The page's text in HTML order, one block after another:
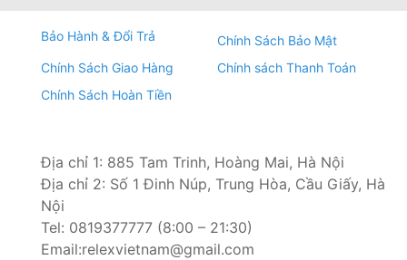
trọng hơn, quý phái cùng với nội thất trong xe sẽ
mang đến cảm giác thư giãn, thoải mái khi sử dụng.
Vậy bọc nệm ghế da ô tô sẽ luôn khiến những người
ngồi trên xe chú ý bởi độ bền cao và ít bám bụi, có độ
mình, chúng tôi rất hân hạnh phục vụ các bạn cùng với
các mẫu mã da đa dạng cho bạn lựa chọn, hoặc bạn
cũng có thể phối màu da theo sở thích của mình.
Bảo Hành & Đổi Trả
Chính Sách Bảo Mật
Chính Sách Giao Hàng
Chính sách Thanh Toán
Chính Sách Hoàn Tiền
Địa chỉ 1: 885 Tam Trinh, Hoàng Mai, Hà Nội
Địa chỉ 2: Số 1 Đinh Núp, Trung Hòa, Cầu Giấy, Hà
Nội
Tel: 0819377777 (8:00 – 21:30)
Email:relexvietnam@gmail.com